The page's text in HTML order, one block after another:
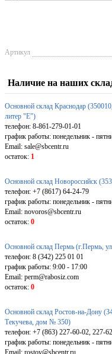
Артикул
Наличие на наших
Основной склад Краснодар
литер "Е")
телефон: 8-861-279-01-01
график работы: понедельник -
Email: sale@sbcentr.ru
остаток: 1
Основной склад Новороссийск
телефон: +7 (8617) 64-24-79
график работы: понедельник -
Email: novoros@sbcentr.ru
остаток: 0
Основной склад Пермь (г.Пермь,
телефон: 8 (342) 225 01 01
график работы: 9:00 - 17:00
Email: perm@rabosiz.com
остаток: 0
Основной склад Ростов-на-Дону
Текучева, дом № 350)
телефон: +7 (863) 227-60-02, 227-
график работы: понедельник -